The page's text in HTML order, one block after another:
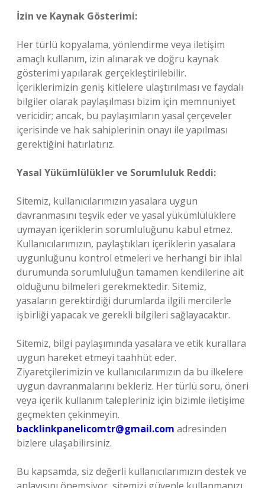
İzin ve Kaynak Gösterimi:
Her türlü kopyalama, yönlendirme veya iletişim
amaçlı kullanım, izin alınarak ve doğru kaynak
gösterimi yapılarak gerçekleştirilebilir.
İçeriklerimizin geniş kitlelere ulaştırılması ve faydalı
bilgiler olarak paylaşılması bizim için memnuniyet
vericidir; ancak, bu paylaşımların yasal çerçeveler
içerisinde ve hak sahiplerinin onayı ile yapılması
gerektiğini hatırlatırız.
Yasal Yükümlülükler ve Sorumluluk Reddi:
Sitemiz, kullanıcılarımızın yasalara uygun
davranmasını teşvik eder ve yasal yükümlülüklere
uymayan içeriklerin sorumluluğunu kabul etmez.
Kullanıcılarımızın, paylaştıkları içeriklerin yasalara
uygunluğunu kontrol etmeleri ve herhangi bir ihlal
durumunda sorumluluğun tamamen kendilerine ait
olduğunu bilmeleri gerekmektedir. Sitemiz,
yasaların gerektirdiği durumlarda ilgili mercilerle
işbirliği yapacak ve gerekli bilgileri sağlayacaktır.
Sitemiz, bilgi paylaşımında yasalara ve etik kurallara
uygun hareket etmeyi taahhüt eder.
Ziyaretçilerimizin ve kullanıcılarımızın da bu ilkelere
uygun davranmalarını bekleriz. Her türlü soru, öneri
veya içerik kullanım talepleriniz için bizimle iletişime
geçmekten çekinmeyin.
backlinkpanelicomtr@gmail.com adresinden
bizlere ulaşabilirsiniz.
Bu kapsamda, siz değerli kullanıcılarımızın destek ve